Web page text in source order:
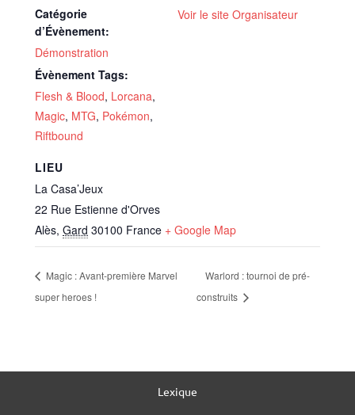
Catégorie
d’Évènement:
Démonstration
Évènement Tags:
Flesh & Blood, Lorcana,
Magic, MTG, Pokémon,
Riftbound
LIEU
La Casa’Jeux
22 Rue Estienne d'Orves
Alès, Gard 30100 France + Google Map
Voir le site Organisateur
Magic : Avant-première Marvel
super heroes !
Warlord : tournoi de pré-
construits
Lexique